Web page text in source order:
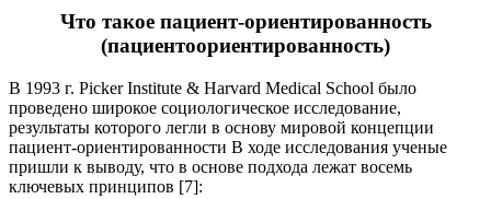
Что такое пациент-ориентированность
(пациентоориентированность)
В 1993 г. Picker Institute & Harvard Medical School было
проведено широкое социологическое исследование,
результаты которого легли в основу мировой концепции
пациент-ориентированности В ходе исследования ученые
пришли к выводу, что в основе подхода лежат восемь
ключевых принципов [7]: